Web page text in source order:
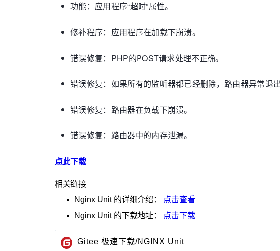
功能：应用程序“超时”属性。
修补程序：应用程序在加载下崩溃。
错误修复：PHP的POST请求处理不正确。
错误修复：如果所有的监听器都已经删除，路由器异常退出
错误修复：路由器在负载下崩溃。
错误修复：路由器中的内存泄漏。
点此下载
相关链接
Nginx Unit的详细介绍：
点击查看
Nginx Unit的下载地址： 点击下载
Gitee 极速下载/NGINX Unit